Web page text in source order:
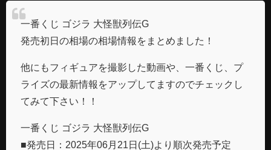
一番くじ ゴジラ 大怪獣列伝G
発売初日の相場の相場情報をまとめました！
他にもフィギュアを撮影した動画や、一番くじ、プ
ライズの最新情報をアップしてますのでチェックし
てみて下さい！！
一番くじ ゴジラ 大怪獣列伝G
■発売日：2025年06月21日(土)より順次発売予定